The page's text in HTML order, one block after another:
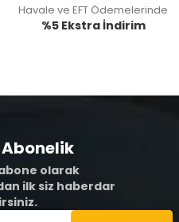
Havale ve EFT Ödemelerinde
%5 Ekstra İndirim
olarak
ilk siz haberdar